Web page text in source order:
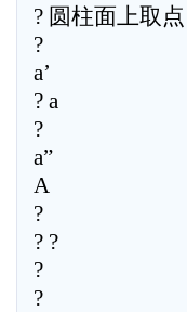
? 圆柱面上取点
?
a’
? a
?
a”
A
?
? ?
?
?